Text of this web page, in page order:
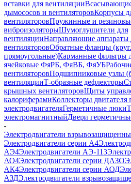
вставки для вентиляции
дымососов и вентиляторовКорпусы
вентиляторовПружинные и
виброизоляторыШумоглушители для
вентиляцииНаправляющие аппараты
вентиляторовОбратные фланцы
прямоугольные)Карманные фильтры
ячейковые ФяРБ, ФяВБ, ФяУБ
вентиляторовПодшипниковые узлы
вентиляцииТ-образные дефлекторы
крышных вентиляторовЩиты
калориферамиКоллекторы двигателя
электродвигателяГерметичные люки
электромагнитныйДвери
-
Электродвигатели
Электродвигатели серии А4
АЭ4Электродвигатели АЭ-113
АО4Электродвигатели серии ДАЗО
АК4Электродвигатели серии АОД
АЗДЭлектродвигатели